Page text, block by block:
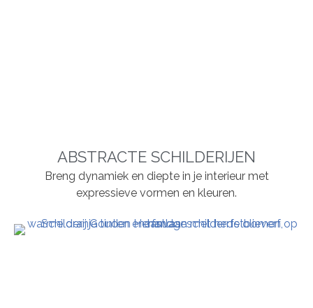
ABSTRACTE SCHILDERIJEN
Breng dynamiek en diepte in je interieur met
expressieve vormen en kleuren.